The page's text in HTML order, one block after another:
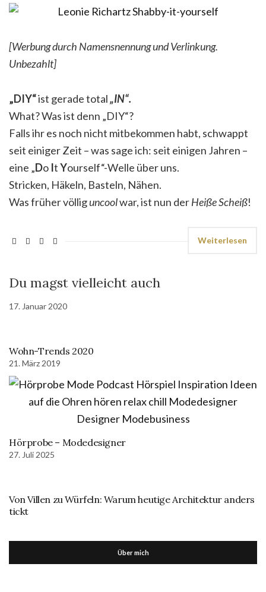
[Werbung durch Namensnennung und Verlinkung.
Unbezahlt]
„DIY“ist gerade total„IN“.
What? Was ist denn „DIY“?
Falls ihr es noch nicht mitbekommen habt, schwappt
seit einiger Zeit – was sage ich: seit einigen Jahren –
eine „Do ItYourself“-Welle über uns.
Stricken, Häkeln, Basteln, Nähen.
Was früher völliguncoolwar, ist nun derHeiße Scheiß!
Weiterlesen
Du magst vielleicht auch
17. Januar 2020
Wohn-Trends 2020
21. März 2019
Hörprobe – Modedesigner
27. Juli 2025
Von Villen zu Würfeln: Warum heutige Architektur anders
tickt
Über mich